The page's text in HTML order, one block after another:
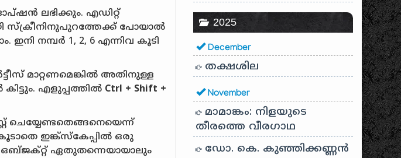
ലഭിക്കും. എഡിറ്റ്
പോയാൽ
നമ്പർ 1, 2, 6 എന്നിവ കൂടി
മാറ്റണമെങ്കിൽ അതിനുള്ള
എളുപ്പത്തിൽ Ctrl + Shift +
ചെയ്യേണ്ടതെങ്ങനെയെന്ന്
ഇങ്ക്‌സ്കേപ്പിൽ ഒരു
ഏതുതന്നെയായാലും
2025
December
തക്ഷശില
November
മാമാങ്കം: നിളയുടെ
തീരത്തെ വീരഗാഥ
ഡോ. കെ. കുഞ്ഞിക്കണ്ണൻ